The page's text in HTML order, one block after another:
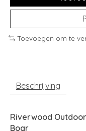
Toevoegen om te
Beschrijving
Riverwood
Boar